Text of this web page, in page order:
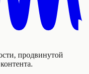
продвинутой